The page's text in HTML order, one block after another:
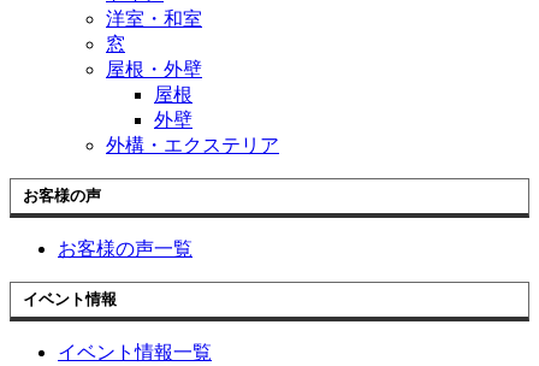
洋室・和室
窓
屋根・外壁
屋根
外壁
外構・エクステリア
お客様の声
お客様の声一覧
イベント情報
イベント情報一覧